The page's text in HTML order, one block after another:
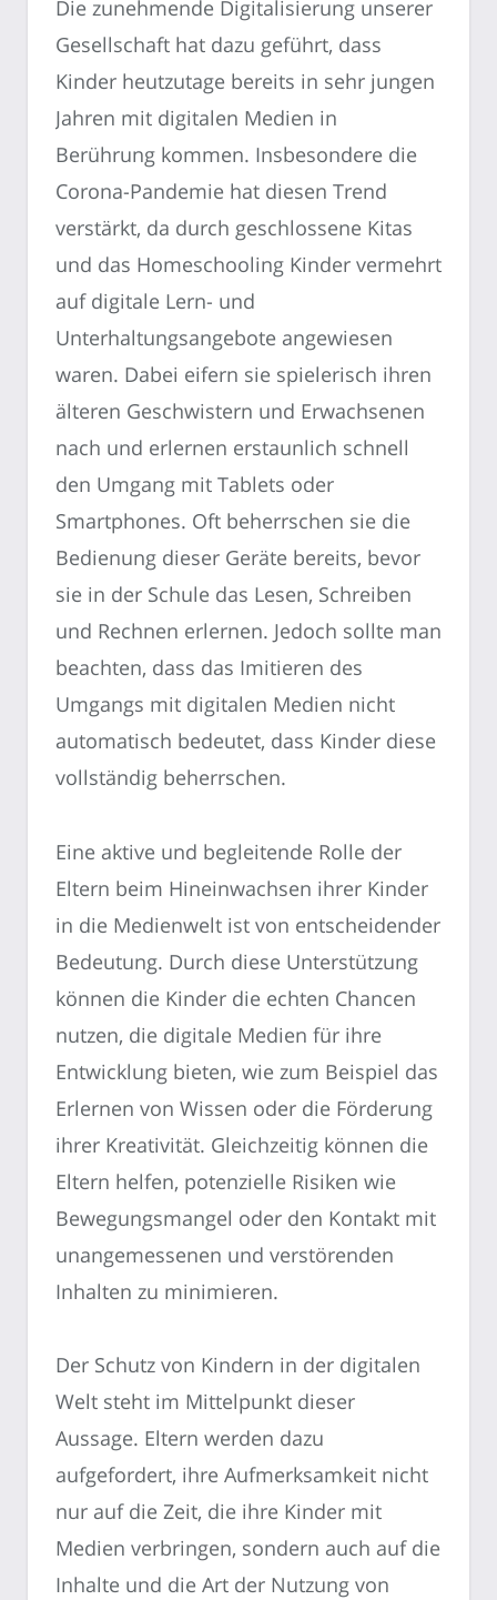
Die zunehmende Digitalisierung unserer
Gesellschaft hat dazu geführt, dass
Kinder heutzutage bereits in sehr jungen
Jahren mit digitalen Medien in
Berührung kommen. Insbesondere die
Corona-Pandemie hat diesen Trend
verstärkt, da durch geschlossene Kitas
und das Homeschooling Kinder vermehrt
auf digitale Lern- und
Unterhaltungsangebote angewiesen
waren. Dabei eifern sie spielerisch ihren
älteren Geschwistern und Erwachsenen
nach und erlernen erstaunlich schnell
den Umgang mit Tablets oder
Smartphones. Oft beherrschen sie die
Bedienung dieser Geräte bereits, bevor
sie in der Schule das Lesen, Schreiben
und Rechnen erlernen. Jedoch sollte man
beachten, dass das Imitieren des
Umgangs mit digitalen Medien nicht
automatisch bedeutet, dass Kinder diese
vollständig beherrschen.
Eine aktive und begleitende Rolle der
Eltern beim Hineinwachsen ihrer Kinder
in die Medienwelt ist von entscheidender
Bedeutung. Durch diese Unterstützung
können die Kinder die echten Chancen
nutzen, die digitale Medien für ihre
Entwicklung bieten, wie zum Beispiel das
Erlernen von Wissen oder die Förderung
ihrer Kreativität. Gleichzeitig können die
Eltern helfen, potenzielle Risiken wie
Bewegungsmangel oder den Kontakt mit
unangemessenen und verstörenden
Inhalten zu minimieren.
Der Schutz von Kindern in der digitalen
Welt steht im Mittelpunkt dieser
Aussage. Eltern werden dazu
aufgefordert, ihre Aufmerksamkeit nicht
nur auf die Zeit, die ihre Kinder mit
Medien verbringen, sondern auch auf die
Inhalte und die Art der Nutzung von